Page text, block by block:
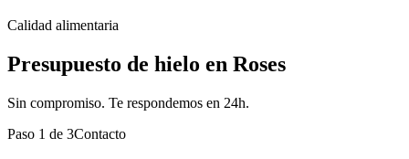
Calidad alimentaria
Presupuesto de hielo en Roses
Sin compromiso. Te respondemos en 24h.
Paso 1 de 3Contacto